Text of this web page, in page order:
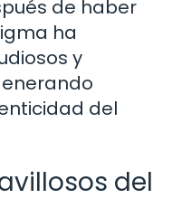
de haber
ha
y
del
del